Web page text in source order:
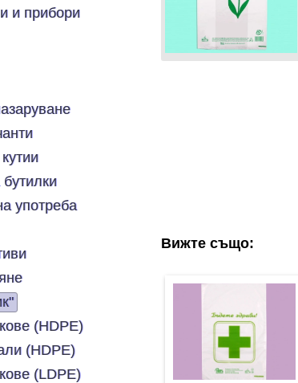
и прибори
употреба
(HDPE)
(HDPE)
(LDPE)
Вижте също: